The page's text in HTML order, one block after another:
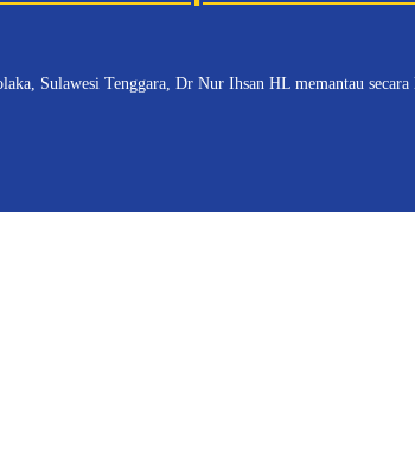
Tenggara, Dr Nur Ihsan HL memantau secara